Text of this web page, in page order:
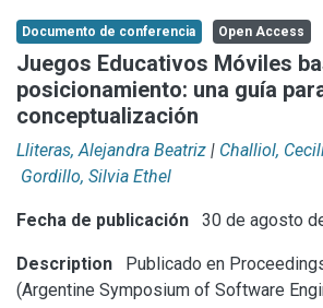
Aportar material
Statistics
Documento de conferencia Open Access
Juegos Educativos Móviles
posicionamiento: una guía
conceptualización
Lliteras, Alejandra Beatriz | Challiol,
Gordillo, Silvia Ethel
Fecha de publicación 30 de agosto
Description
Publicado en
(Argentine Symposium of Software